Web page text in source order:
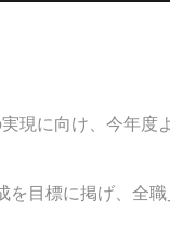
現に向け、今年度
目標に掲げ、全